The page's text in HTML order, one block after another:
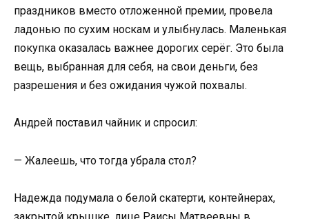
праздников вместо отложенной премии, провела
ладонью по сухим носкам и улыбнулась. Маленькая
покупка оказалась важнее дорогих серёг. Это была
вещь, выбранная для себя, на свои деньги, без
разрешения и без ожидания чужой похвалы.
Андрей поставил чайник и спросил:
— Жалеешь, что тогда убрала стол?
Надежда подумала о белой скатерти, контейнерах,